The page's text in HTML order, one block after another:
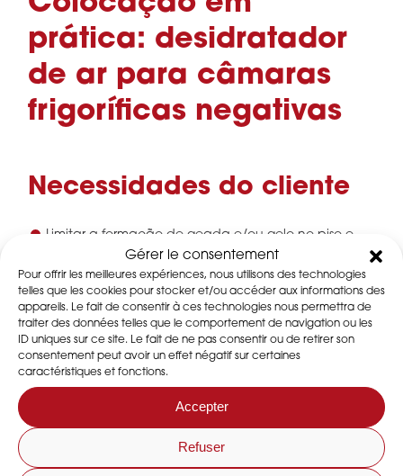
Gérer le consentement
Pour offrir les meilleures expériences, nous utilisons des technologies
telles que les cookies pour stocker et/ou accéder aux informations des
appareils. Le fait de consentir à ces technologies nous permettra de
traiter des données telles que le comportement de navigation ou les
ID uniques sur ce site. Le fait de ne pas consentir ou de retirer son
consentement peut avoir un effet négatif sur certaines
caractéristiques et fonctions.
Accepter
Refuser
prática: desidratador
de ar para câmaras
frigoríficas negativas
Necessidades do cliente
Limitar a formação de geada e/ou gelo no piso e
nas paredes da câmara de armazenamento de
produtos alimentares ultracongelados
Reduzir o consumo de energia frigorífica espaçando
os degelos
Diminuir os custos de exploração (redução da
degradação e avarias)
Limitar o aporte de humidade do exterior e secar o
Diminuir os riscos de acidentes e escorregadelas